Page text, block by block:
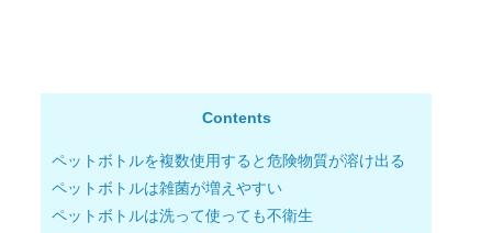
Contents
ペットボトルを複数使用すると危険物質が溶け出る
ペットボトルは雑菌が増えやすい
ペットボトルは洗って使っても不衛生